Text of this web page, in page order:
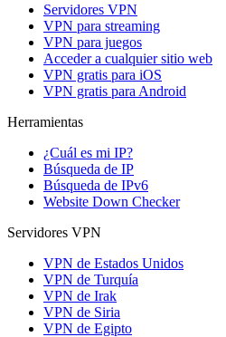
Servidores VPN
VPN para streaming
VPN para juegos
Acceder a cualquier sitio web
VPN gratis para iOS
VPN gratis para Android
Herramientas
¿Cuál es mi IP?
Búsqueda de IP
Búsqueda de IPv6
Website Down Checker
Servidores VPN
VPN de Estados Unidos
VPN de Turquía
VPN de Irak
VPN de Siria
VPN de Egipto